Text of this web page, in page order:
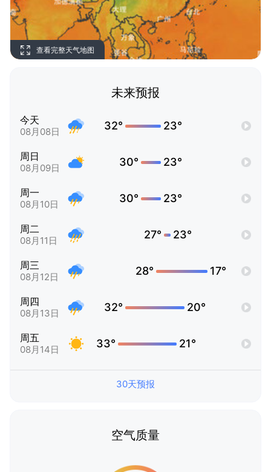
查看完整天气地图
未来预报
今天
08月08日 32° 23°
周日
08月09日 30° 23°
周一
08月10日 30° 23°
周二
08月11日 27° 23°
周三
08月12日 28° 17°
周四
08月13日 32° 20°
周五
08月14日 33° 21°
30天预报
空气质量